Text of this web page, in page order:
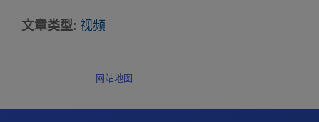
文章类型 视频
网站地图